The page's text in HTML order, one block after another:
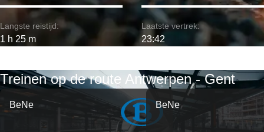
Langste reistijd:
1 h 25 m
Laatste vertrek:
23:42
Treinen op de route Antwerpen - Gent
BeNe BeNe